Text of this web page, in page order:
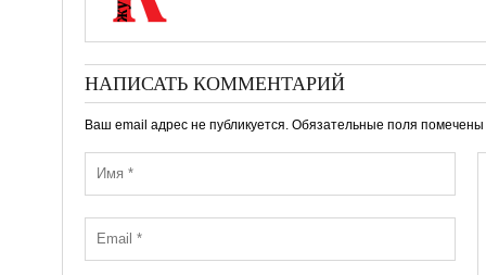
НАПИСАТЬ КОММЕНТАРИЙ
Ваш email адрес не публикуется. Обязательные поля помечены